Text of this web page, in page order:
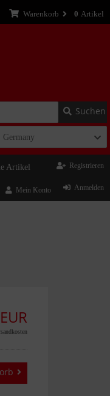
Warenkorb 0 Artikel
Suchen
Germany
Artikel Registrieren
Anmelden
Mein Konto